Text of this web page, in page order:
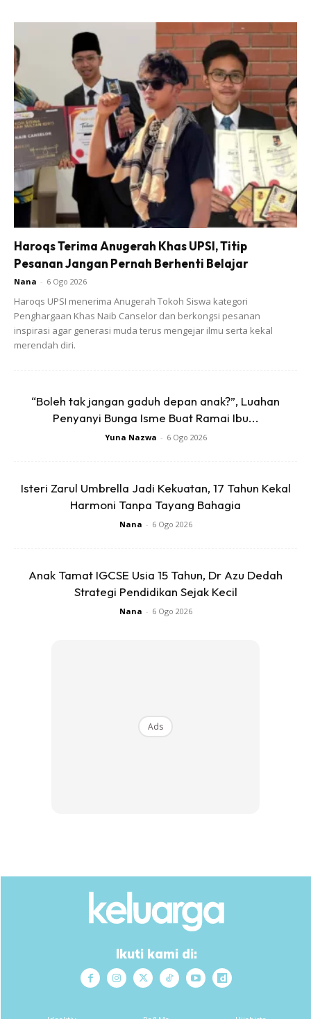
Haroqs Terima Anugerah Khas UPSI, Titip
Pesanan Jangan Pernah Berhenti Belajar
Nana - 6 Ogo 2026
Haroqs UPSI menerima Anugerah Tokoh Siswa kategori
Penghargaan Khas Naib Canselor dan berkongsi pesanan
inspirasi agar generasi muda terus mengejar ilmu serta kekal
merendah diri.
“Boleh tak jangan gaduh depan anak?”, Luahan
Penyanyi Bunga Isme Buat Ramai Ibu...
Yuna Nazwa - 6 Ogo 2026
Isteri Zarul Umbrella Jadi Kekuatan, 17 Tahun Kekal
Harmoni Tanpa Tayang Bahagia
Nana - 6 Ogo 2026
Anak Tamat IGCSE Usia 15 Tahun, Dr Azu Dedah
Strategi Pendidikan Sejak Kecil
Nana - 6 Ogo 2026
Ads
Ikuti kami di: